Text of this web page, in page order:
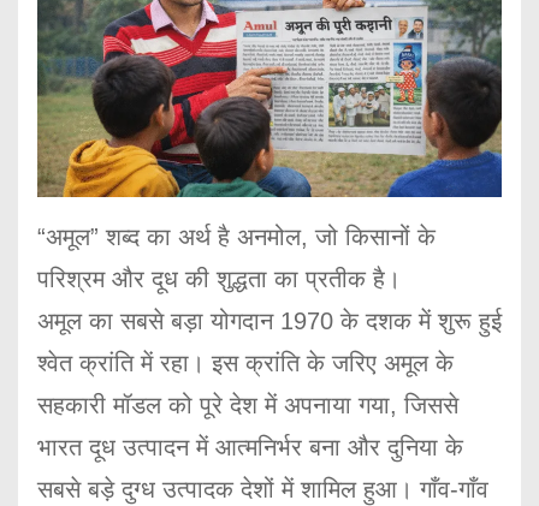
“अमूल” शब्द का अर्थ है अनमोल, जो किसानों के
परिश्रम और दूध की शुद्धता का प्रतीक है।
अमूल का सबसे बड़ा योगदान 1970 के दशक में शुरू हुई
श्वेत क्रांति में रहा। इस क्रांति के जरिए अमूल के
सहकारी मॉडल को पूरे देश में अपनाया गया, जिससे
भारत दूध उत्पादन में आत्मनिर्भर बना और दुनिया के
सबसे बड़े दुग्ध उत्पादक देशों में शामिल हुआ। गाँव-गाँव